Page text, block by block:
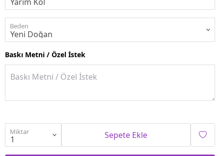
Beden
Baskı Metni / Özel İstek
Miktar Sepete Ekle